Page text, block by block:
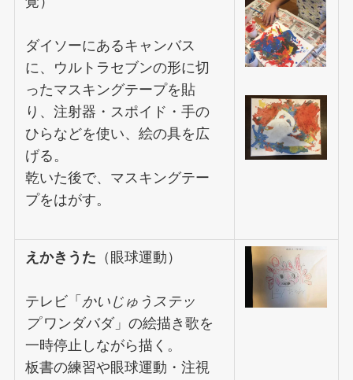
ダイソーにあるキャンバス
に、ウルトラセブンの形に切
ったマスキングテープを貼
り、注射器・スポイド・手の
ひらなどを使い、絵の具を広
げる。
乾いた後で、マスキングテー
プをはがす。
えかきうた （眼球運動）
テレビ「 かいじゅうステッ
プワンダバダ」の絵描き歌を
一時停止しながら描く。
板書の練習や眼球運動・注視